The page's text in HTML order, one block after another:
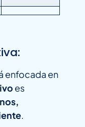
enfocada en
es
.